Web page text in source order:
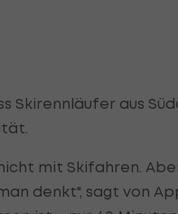
Skirennläufer aus
mit Skifahren.
denkt", sagt von